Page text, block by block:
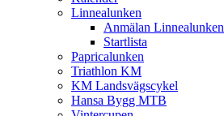
Linnealunken
Anmälan Linnealunken
Startlista
Papricalunken
Triathlon KM
KM Landsvägscykel
Hansa Bygg MTB